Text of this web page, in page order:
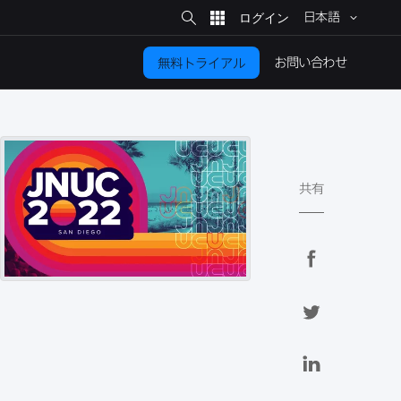
サ
イ
ト
検
索
日本語
無料トライアル お問い​合わせ
共有